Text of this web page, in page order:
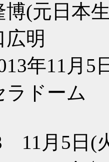
博(元日本
明
年11月5
ラドーム
11月5日(